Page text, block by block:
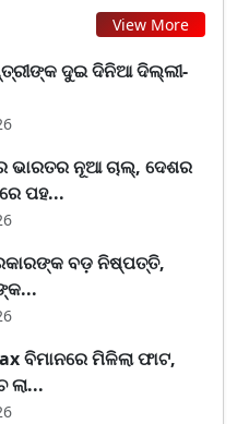
View More
ଦୁଇ ଦିନିଆ ଦିଲ୍ଲୀ-
ଭାରତର ନୂଆ ଚାଲ୍, ଦେଶର
ପହ...
ବଡ଼ ନିଷ୍ପତ୍ତି,
ବିମାନରେ ମିଳିଲା ଫାଟ,
ଲା...